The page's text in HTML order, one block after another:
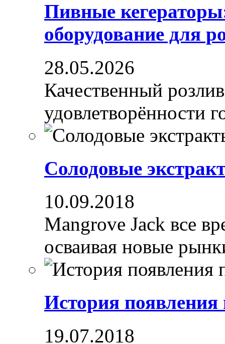
Пивные
оборудование для
28.05.2026
Качественный
удовлетворённости
Солодовые
10.09.2018
Mangrove Jack все
осваивая новые
История появления
19.07.2018